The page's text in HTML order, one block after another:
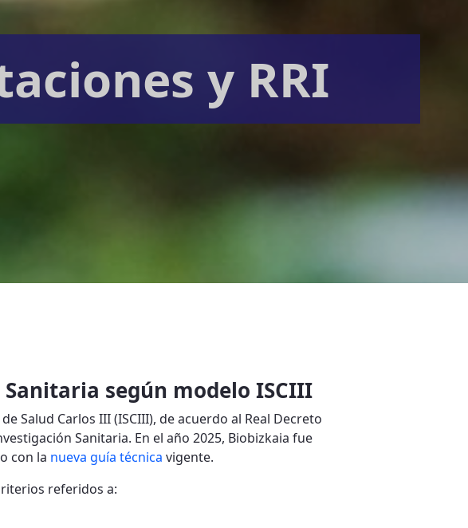
y RRI
según modelo ISCIII
Salud Carlos III (ISCIII), de acuerdo al Real Decreto
Sanitaria. En el año 2025, Biobizkaia fue
con la nueva guía técnica vigente.
referidos a: